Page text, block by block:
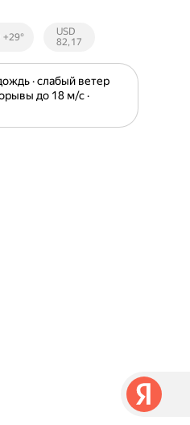
+29°
Курсы ЦБ
РФ
USD
82,17
· слабый ветер
до 18 м⁠/⁠с ·